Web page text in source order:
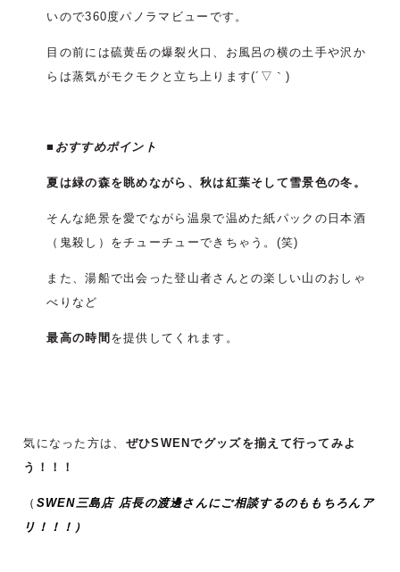
いので360度パノラマビューです。
目の前には硫黄岳の爆裂火口、お風呂の横の土手や沢か
らは蒸気がモクモクと立ち上ります(´▽｀)
■おすすめポイント
夏は緑の森を眺めながら、秋は紅葉そして雪景色の冬。
そんな絶景を愛でながら温泉で温めた紙パックの日本酒
（鬼殺し）をチューチューできちゃう。(笑)
また、湯船で出会った登山者さんとの楽しい山のおしゃ
べりなど
最高の時間 を提供してくれます。
気になった方は、 ぜひSWENでグッズを揃えて行ってみよ
う！！！
（ SWEN三島店 店長の渡邊さんにご相談するのももちろんア
リ！！！）